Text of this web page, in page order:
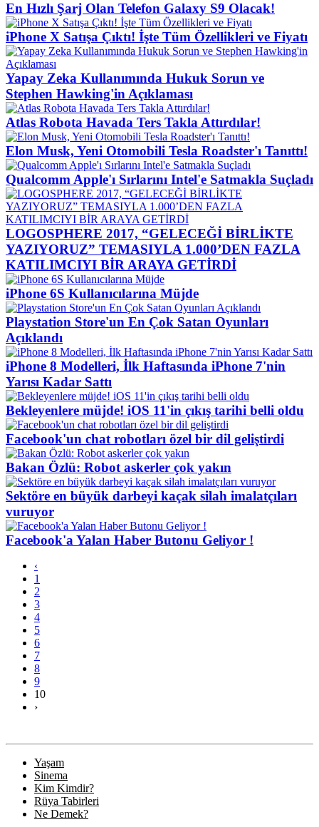
En Hızlı Şarj Olan Telefon Galaxy S9 Olacak!
iPhone X Satışa Çıktı! İşte Tüm Özellikleri ve Fiyatı
Yapay Zeka Kullanımında Hukuk Sorun ve
Stephen Hawking'in Açıklaması
Atlas Robota Havada Ters Takla Attırdılar!
Elon Musk, Yeni Otomobili Tesla Roadster'ı Tanıttı!
Qualcomm Apple'ı Sırlarını Intel'e Satmakla Suçladı
LOGOSPHERE 2017, “GELECEĞİ BİRLİKTE
YAZIYORUZ” TEMASIYLA 1.000’DEN FAZLA
KATILIMCIYI BİR ARAYA GETİRDİ
iPhone 6S Kullanıcılarına Müjde
Playstation Store'un En Çok Satan Oyunları
Açıklandı
iPhone 8 Modelleri, İlk Haftasında iPhone 7'nin
Yarısı Kadar Sattı
Bekleyenlere müjde! iOS 11'in çıkış tarihi belli oldu
Facebook'un chat robotları özel bir dil geliştirdi
Bakan Özlü: Robot askerler çok yakın
Sektöre en büyük darbeyi kaçak silah imalatçıları
vuruyor
Facebook'a Yalan Haber Butonu Geliyor !
‹
1
2
3
4
5
6
7
8
9
10
›
Yaşam
Sinema
Kim Kimdir?
Rüya Tabirleri
Ne Demek?